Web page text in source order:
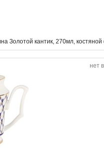
Золотой кантик, 270мл,
нет